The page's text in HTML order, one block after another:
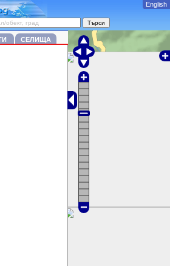
СЕЛИЩА
English